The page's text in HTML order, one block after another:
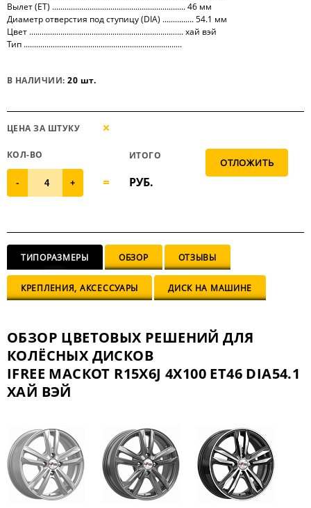
Вылет (ET) ................................................................ 46 мм
Диаметр отверстия под ступицу (DIA) ............... 54.1 мм
Цвет .......................................................................... хай вэй
Тип ............................................................................
В НАЛИЧИИ:20 шт.
ЦЕНА ЗА ШТУКУ
КОЛ-ВО
- +
ИТОГО
РУБ.
ТИПОРАЗМЕРЫ ОБЗОР ОТЗЫВЫ
КРЕПЛЕНИЯ, АКСЕССУАРЫ ДИСК НА МАШИНЕ
ОБЗОР ЦВЕТОВЫХ РЕШЕНИЙ ДЛЯ
КОЛЁСНЫХ ДИСКОВ
IFREE МАСКОТ R15X6J 4X100 ET46 DIA54.1
ХАЙ ВЭЙ